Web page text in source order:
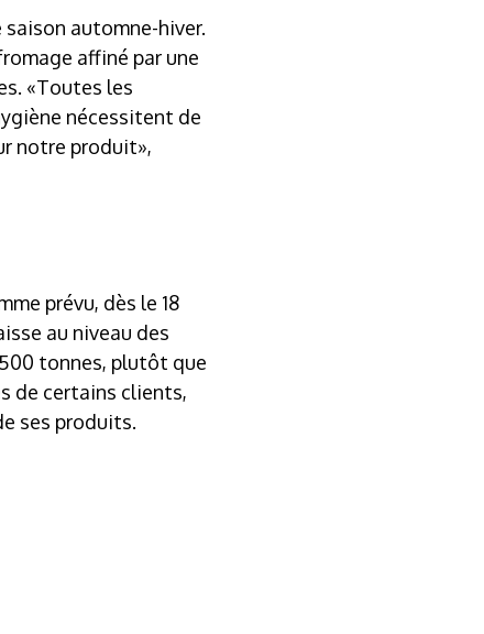
automne-hiver.
affiné par une
«Toutes les
nécessitent de
notre produit»,
prévu, dès le 18
au niveau des
tonnes, plutôt que
de certains clients,
ses produits.